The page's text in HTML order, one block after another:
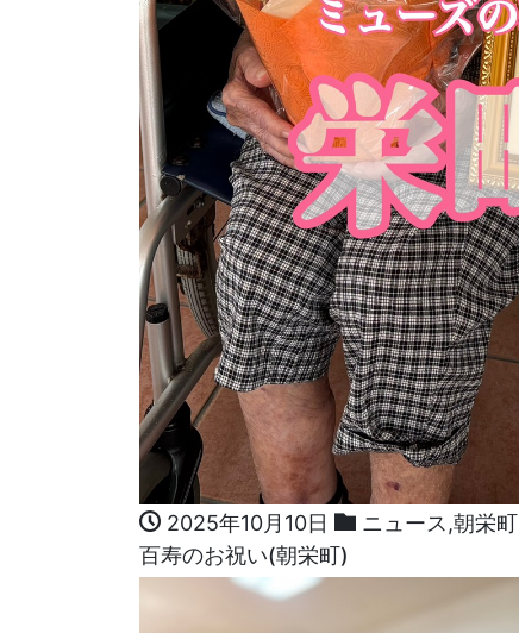
2025年10月10日 ニュース ,朝栄町
百寿のお祝い(朝栄町)